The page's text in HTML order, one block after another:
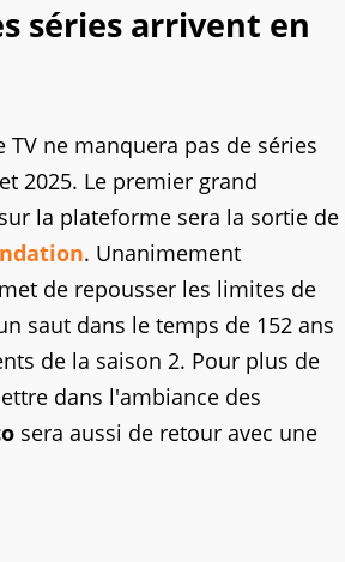
séries arrivent en
TV ne manquera pas de séries
2025. Le premier grand
la plateforme sera la sortie de
. Unanimement
de repousser les limites de
saut dans le temps de 152 ans
de la saison 2. Pour plus de
dans l'ambiance des
sera aussi de retour avec une